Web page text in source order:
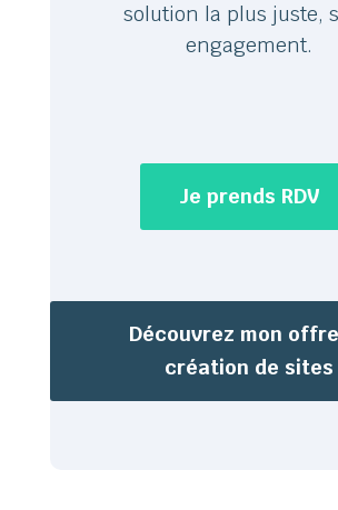
solution la plus juste,
engagement.
Je prends RDV
Découvrez mon
création de sites